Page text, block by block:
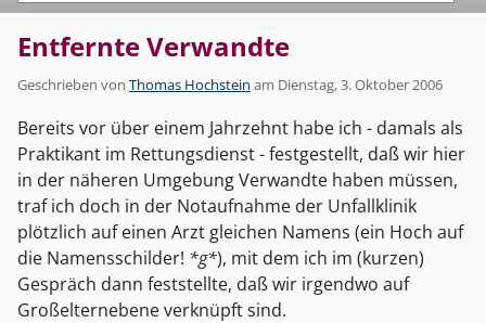
Entfernte Verwandte
Geschrieben von Thomas Hochstein am Dienstag, 3. Oktober 2006
Bereits vor über einem Jahrzehnt habe ich - damals als
Praktikant im Rettungsdienst - festgestellt, daß wir hier
in der näheren Umgebung Verwandte haben müssen,
traf ich doch in der Notaufnahme der Unfallklinik
plötzlich auf einen Arzt gleichen Namens (ein Hoch auf
die Namensschilder! *g*), mit dem ich im (kurzen)
Gespräch dann feststellte, daß wir irgendwo auf
Großelternebene verknüpft sind.